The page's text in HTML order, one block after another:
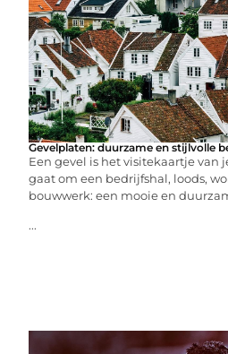
Gevelplaten: duurzame en stijlvolle
Een gevel is het visitekaartje van
gaat om een bedrijfshal, loods,
bouwwerk: een mooie en
...